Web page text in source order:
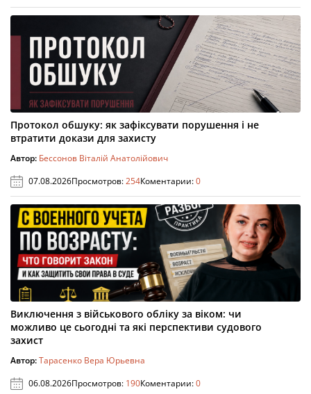
Протокол обшуку: як зафіксувати порушення і не
втратити докази для захисту
Автор: Бессонов Віталій Анатолійович
07.08.2026Просмотров:254Коментарии:0
Виключення з військового обліку за віком: чи
можливо це сьогодні та які перспективи судового
захист
Автор:Тарасенко Вера Юрьевна
06.08.2026Просмотров: 190Коментарии:0